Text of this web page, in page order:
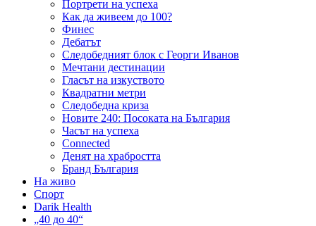
Портрети на успеха
Как да живеем до 100?
Финес
Дебатът
Следобедният блок с Георги Иванов
Мечтани дестинации
Гласът на изкуството
Квадратни метри
Следобедна криза
Новите 240: Посоката на България
Часът на успеха
Connected
Денят на храбростта
Бранд България
На живо
Спорт
Darik Health
„40 до 40“